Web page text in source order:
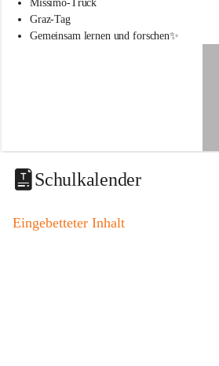
c
i
t
a
o
Missimo-Truck
Graz-Tag
Gemeinsam lernen und forschen✨
Schulkalender
Eingebetteter Inhalt